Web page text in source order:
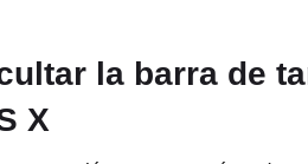
la barra de
X